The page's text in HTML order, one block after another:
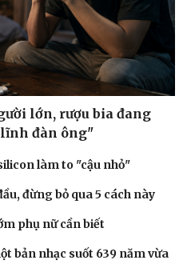
Giải trí
lớn, rượu bia đang
lĩnh đàn ông"
làm to "cậu nhỏ"
đừng bỏ qua 5 cách này
phụ nữ cần biết
bản nhạc suốt 639 năm vừa